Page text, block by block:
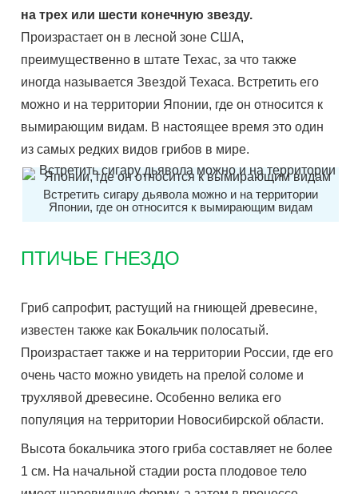
на трех или шести конечную звезду.
Произрастает он в лесной зоне США,
преимущественно в штате Техас, за что также
иногда называется Звездой Техаса. Встретить его
можно и на территории Японии, где он относится к
вымирающим видам. В настоящее время это один
из самых редких видов грибов в мире.
Встретить сигару дьявола можно и на территории
Японии, где он относится к вымирающим видам
ПТИЧЬЕ ГНЕЗДО
Гриб сапрофит, растущий на гниющей древесине,
известен также как Бокальчик полосатый.
Произрастает также и на территории России, где его
очень часто можно увидеть на прелой соломе и
трухлявой древесине. Особенно велика его
популяция на территории Новосибирской области.
Высота бокальчика этого гриба составляет не более
1 см. На начальной стадии роста плодовое тело